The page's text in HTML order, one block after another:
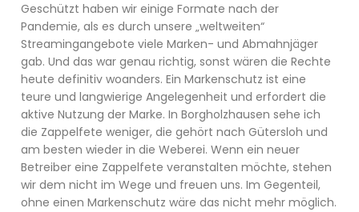
Geschützt haben wir einige Formate nach der
Pandemie, als es durch unsere „weltweiten“
Streamingangebote viele Marken- und Abmahnjäger
gab. Und das war genau richtig, sonst wären die Rechte
heute definitiv woanders. Ein Markenschutz ist eine
teure und langwierige Angelegenheit und erfordert die
aktive Nutzung der Marke. In Borgholzhausen sehe ich
die Zappelfete weniger, die gehört nach Gütersloh und
am besten wieder in die Weberei. Wenn ein neuer
Betreiber eine Zappelfete veranstalten möchte, stehen
wir dem nicht im Wege und freuen uns. Im Gegenteil,
ohne einen Markenschutz wäre das nicht mehr möglich.